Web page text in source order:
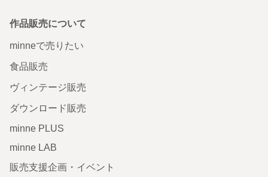
作品販売について
minneで売りたい
食品販売
ヴィンテージ販売
ダウンロード販売
minne PLUS
minne LAB
販売支援企画・イベント